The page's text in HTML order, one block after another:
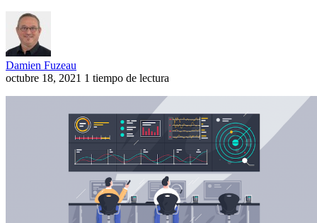
Damien Fuzeau
octubre 18, 2021 1 tiempo de lectura